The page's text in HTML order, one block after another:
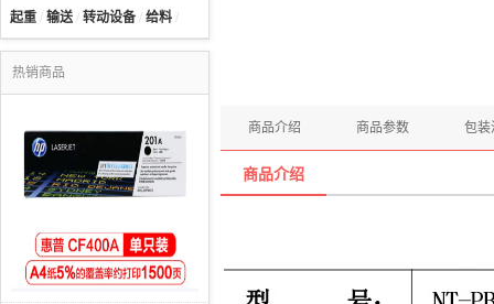
起重 / 输送/ 转动设备 / 给料 /
热销商品
商品介绍 商品参数 包装
商品介绍